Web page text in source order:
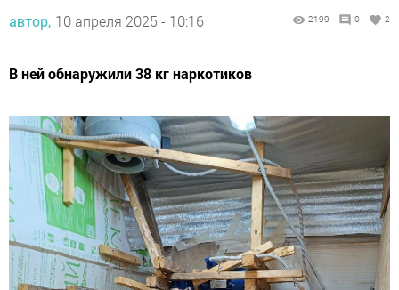
автор, 10 апреля 2025 - 10:16 2199 0 2
В ней обнаружили 38 кг наркотиков